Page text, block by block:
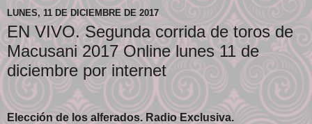
LUNES, 11 DE DICIEMBRE DE 2017
EN VIVO. Segunda corrida de toros de
Macusani 2017 Online lunes 11 de
diciembre por internet
Elección de los alferados. Radio Exclusiva.